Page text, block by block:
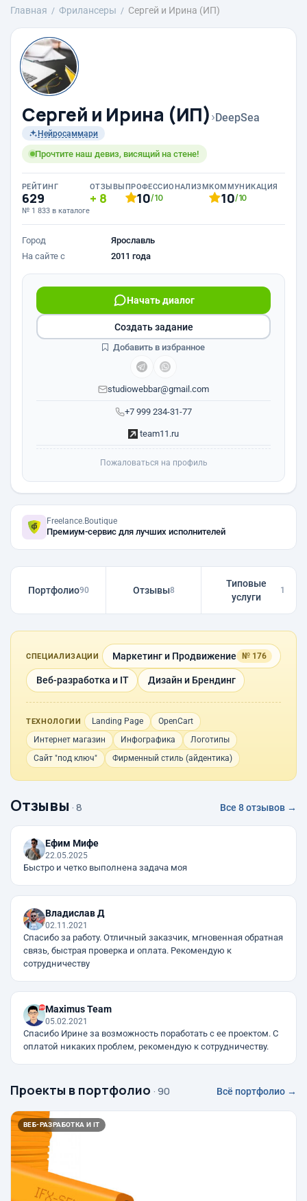
Главная Фрилансеры Сергей и Ирина (ИП)
Сергей и Ирина (ИП)›DeepSea
Нейросаммари
Прочтите наш девиз, висящий на стене!
РЕЙТИНГ
629
№ 1 833 в каталоге
ОТЗЫВЫ
8
ПРОФЕССИОНАЛИЗМ
10/10
КОММУНИКАЦИЯ
10/10
Город
Ярославль
На сайте с
2011 года
+7 999 234-31-77
Начать диалог
studiowebbar@gmail.com
team11.ru
Создать задание
Добавить в избранное
Пожаловаться на профиль
Freelance.Boutique
Премиум-сервис для лучших исполнителей
Портфолио90 Отзывы8
Типовые
услуги
1
СПЕЦИАЛИЗАЦИИ Маркетинг и Продвижение № 176
Веб-разработка и IT Дизайн и Брендинг
ТЕХНОЛОГИИ Landing Page
OpenCart
Интернет магазин
Инфографика
Логотипы
Сайт "под ключ"
Фирменный стиль (айдентика)
Отзывы · 8 Все 8 отзывов →
Ефим Мифе
22.05.2025
Быстро и четко выполнена задача моя
Владислав Д
02.11.2021
Спасибо за работу. Отличный заказчик, мгновенная обратная
связь, быстрая проверка и оплата. Рекомендую к
сотрудничеству
Maximus Team
05.02.2021
Спасибо Ирине за возможность поработать с ее проектом. С
оплатой никаких проблем, рекомендую к сотрудничеству.
Проекты в портфолио · 90 Всё портфолио →
ВЕБ-РАЗРАБОТКА И IT